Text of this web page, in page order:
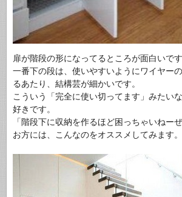
扉が階段の形になってるところが面白いです
一番下の段は、使いやすいようにワイヤー
るあたり、結構芸が細かいです。
こういう「完全に使い切ってます」みたいな
好きです。
「階段下に収納を作るほど困っちゃいねーぜ
お方には、こんなのをオススメしてみます。